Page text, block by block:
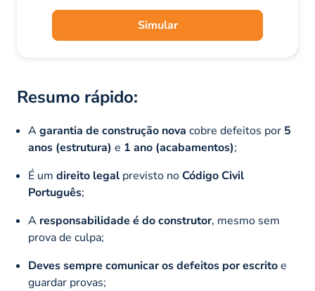
Simular
Resumo rápido:
Agarantia de construção nova cobre defeitos por 5
anos (estrutura) e 1 ano (acabamentos);
É um direito legal previsto noCódigo Civil
Português;
A responsabilidade é do construtor, mesmo sem
prova de culpa;
Deves sempre comunicar os defeitos por escritoe
guardar provas;